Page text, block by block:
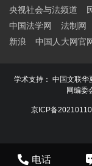
央视社会与法频道
中国法学网
法制网
新浪
中国人大网官
学术支持： 中国文联
网编委
京ICP备
电话